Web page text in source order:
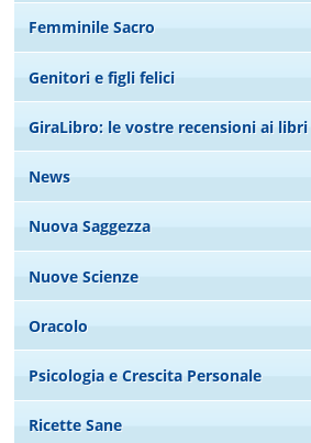
Femminile Sacro
Genitori e figli felici
GiraLibro: le vostre recensioni ai libri
News
Nuova Saggezza
Nuove Scienze
Oracolo
Psicologia e Crescita Personale
Ricette Sane